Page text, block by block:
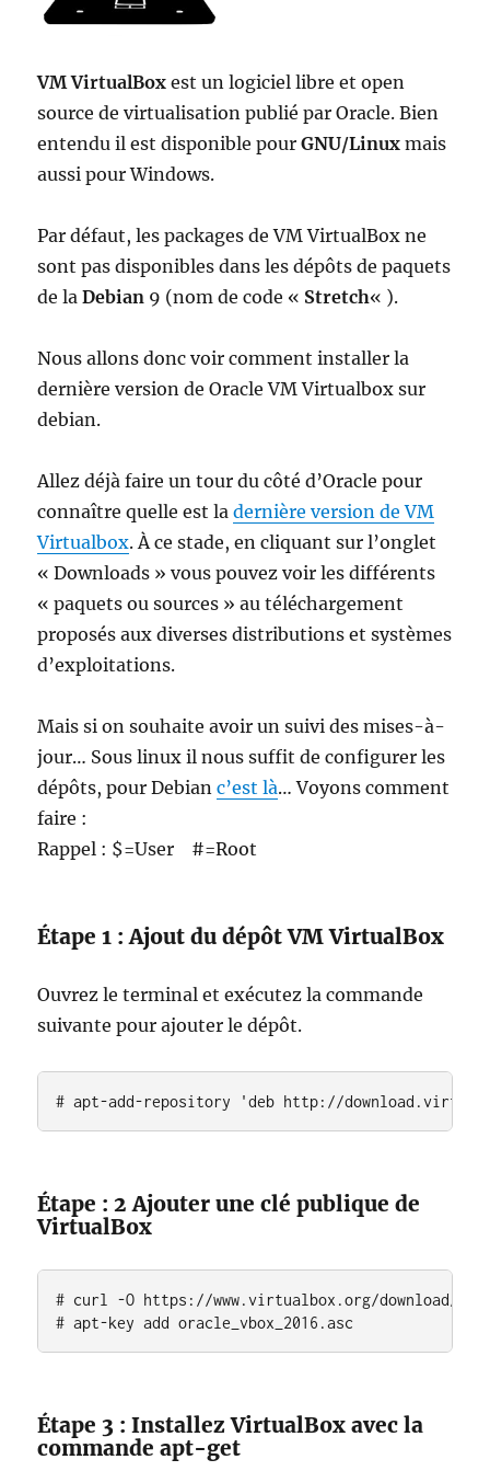
VM VirtualBox est un logiciel libre et open
source de virtualisation publié par Oracle. Bien
entendu il est disponible pourGNU/Linux mais
aussi pour Windows.
Par défaut, les packages de VM VirtualBox ne
sont pas disponibles dans les dépôts de paquets
de laDebian 9 (nom de code « Stretch« ).
Nous allons donc voir comment installer la
dernière version de Oracle VM Virtualbox sur
debian.
Allez déjà faire un tour du côté d’Oracle pour
connaître quelle est ladernière version de VM
Virtualbox. À ce stade, en cliquant sur l’onglet
« Downloads » vous pouvez voir les différents
« paquets ou sources » au téléchargement
proposés aux diverses distributions et systèmes
d’exploitations.
Mais si on souhaite avoir un suivi des mises-à-
jour… Sous linux il nous suffit de configurer les
dépôts, pour Debianc’est là… Voyons comment
faire :
Rappel : $=User #=Root
Étape 1 : Ajout du dépôt VM VirtualBox
Ouvrez le terminal et exécutez la commande
suivante pour ajouter le dépôt.
# apt-add-repository 'deb http://
Étape : 2 Ajouter une clé publique de
VirtualBox
# curl -O https://www.virtualbox.org/download/
# apt-key add oracle_vbox_2016.asc
Étape 3 : Installez VirtualBox avec la
commande apt-get